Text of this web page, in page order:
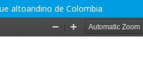
altoandino de Colombia